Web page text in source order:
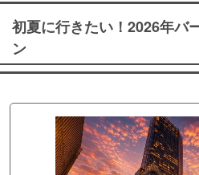
初夏に行きたい！2026年バ
ン